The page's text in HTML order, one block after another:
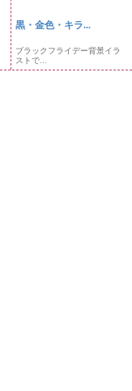
黒・金色・キラ...
ブラックフライデー背景イラ
ストで...